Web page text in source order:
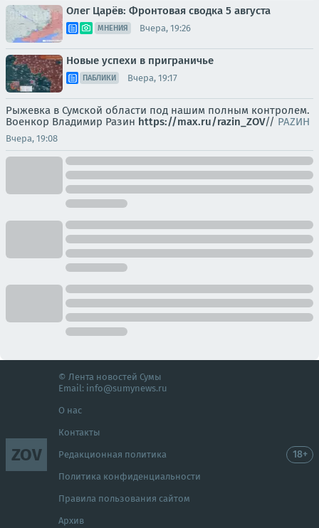
Олег Царёв: Фронтовая сводка 5 августа
МНЕНИЯ Вчера, 19:26
Новые успехи в приграничье
ПАБЛИКИ Вчера, 19:17
Рыжевка в Сумской области под нашим полным контролем.
Военкор Владимир Разин https://max.ru/razin_ZOV// РАZИН
Вчера, 19:08
ZOV
© Лента новостей Сумы
Email: info@sumynews.ru
О нас
Контакты
Редакционная политика
Политика конфиденциальности
Правила пользования сайтом
Архив
18+